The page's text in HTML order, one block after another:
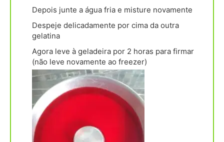
Depois junte a água fria e misture novamente
Despeje delicadamente por cima da outra
gelatina
Agora leve à geladeira por 2 horas para firmar
(não leve novamente ao freezer)